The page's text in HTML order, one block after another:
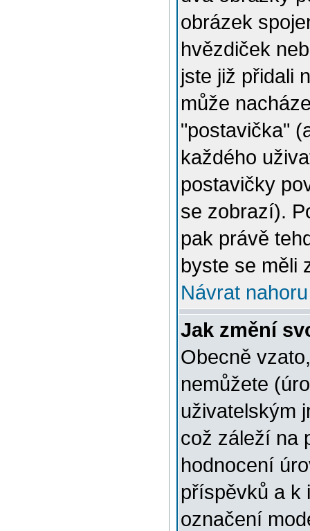
obrázek
hvězdiček
jste již přidali
může
"postavička"
každého
postavičky
se zobrazí).
pak právě
byste se měli
Návrat nahoru
Jak změní
Obecně
nemůžete
uživatelským
což záleží na
hodnocení
příspěvků a k
označení